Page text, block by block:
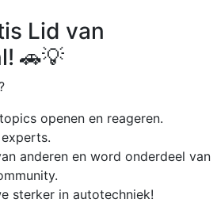
Lid van
🚗💡
topics openen en reageren.
anderen en word onderdeel van
sterker in autotechniek!